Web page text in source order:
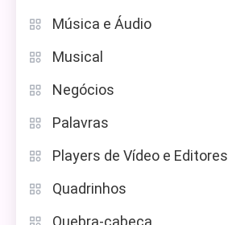
Música e Áudio
Musical
Negócios
Palavras
Players de Vídeo e Editores
Quadrinhos
Quebra-cabeça